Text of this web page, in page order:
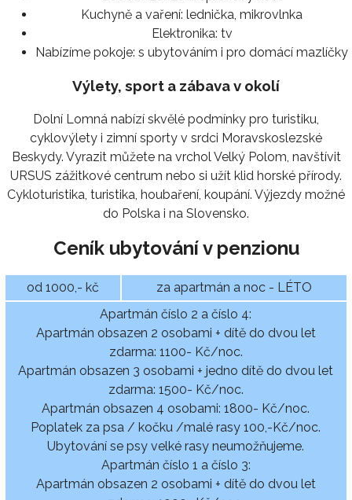
Kuchyně a vaření: lednička, mikrovlnka
Elektronika: tv
Nabízíme pokoje: s ubytováním i pro domácí mazlíčky
Výlety, sport a zábava v okolí
Dolní Lomná nabízí skvělé podmínky pro turistiku,
cyklovýlety i zimní sporty v srdci Moravskoslezské
Beskydy. Vyrazit můžete na vrchol Velký Polom, navštívit
URSUS zážitkové centrum nebo si užít klid horské přírody.
Cykloturistika, turistika, houbaření, koupání. Výjezdy možné
do Polska i na Slovensko.
Ceník ubytování v penzionu
od 1000,- kč
za apartmán a noc - LÉTO
Apartmán číslo 2 a číslo 4:
Apartmán obsazen 2 osobami + dítě do dvou let
zdarma: 1100- Kč/noc.
Apartmán obsazen 3 osobami + jedno dítě do dvou let
zdarma: 1500- Kč/noc.
Apartmán obsazen 4 osobami: 1800- Kč/noc.
Poplatek za psa / kočku /malé rasy 100,-Kč/noc.
Ubytování se psy velké rasy neumožňujeme.
Apartmán číslo 1 a číslo 3:
Apartmán obsazen 2 osobami + dítě do dvou let